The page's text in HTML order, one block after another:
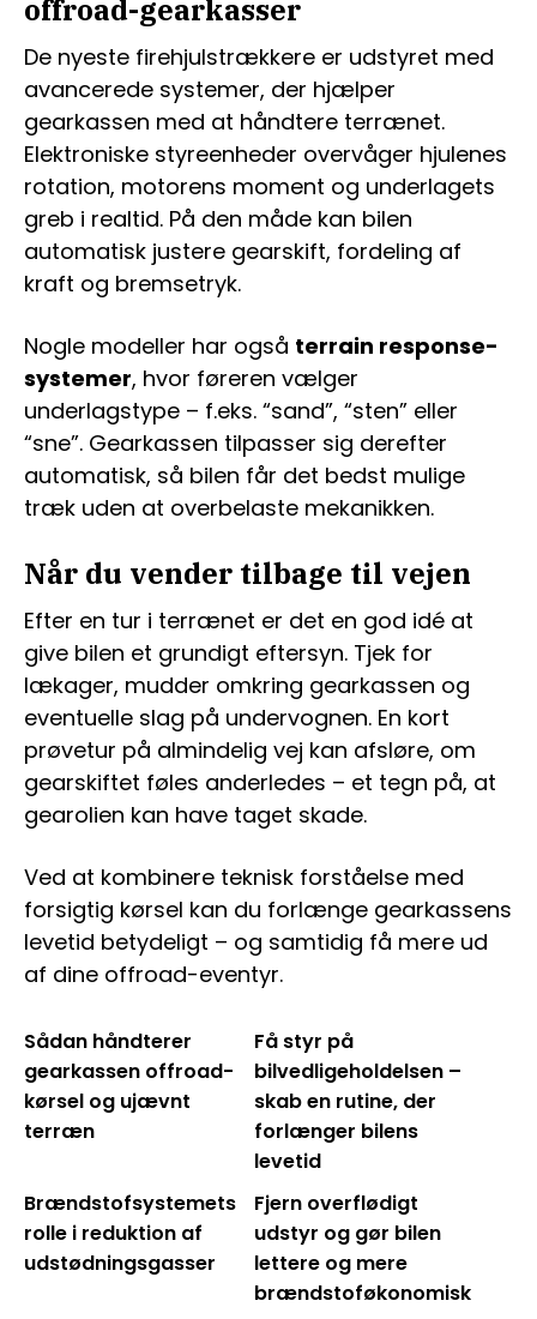
offroad-gearkasser
De nyeste firehjulstrækkere er udstyret med
avancerede systemer, der hjælper
gearkassen med at håndtere terrænet.
Elektroniske styreenheder overvåger hjulenes
rotation, motorens moment og underlagets
greb i realtid. På den måde kan bilen
automatisk justere gearskift, fordeling af
kraft og bremsetryk.
Nogle modeller har også terrain response-
systemer, hvor føreren vælger
underlagstype – f.eks. “sand”, “sten” eller
“sne”. Gearkassen tilpasser sig derefter
automatisk, så bilen får det bedst mulige
træk uden at overbelaste mekanikken.
Når du vender tilbage til vejen
Efter en tur i terrænet er det en god idé at
give bilen et grundigt eftersyn. Tjek for
lækager, mudder omkring gearkassen og
eventuelle slag på undervognen. En kort
prøvetur på almindelig vej kan afsløre, om
gearskiftet føles anderledes – et tegn på, at
gearolien kan have taget skade.
Ved at kombinere teknisk forståelse med
forsigtig kørsel kan du forlænge gearkassens
levetid betydeligt – og samtidig få mere ud
af dine offroad-eventyr.
Sådan håndterer
gearkassen offroad-
kørsel og ujævnt
terræn
Få styr på
bilvedligeholdelsen –
skab en rutine, der
forlænger bilens
levetid
Brændstofsystemets
rolle i reduktion af
udstødningsgasser
Fjern overflødigt
udstyr og gør bilen
lettere og mere
brændstoføkonomisk